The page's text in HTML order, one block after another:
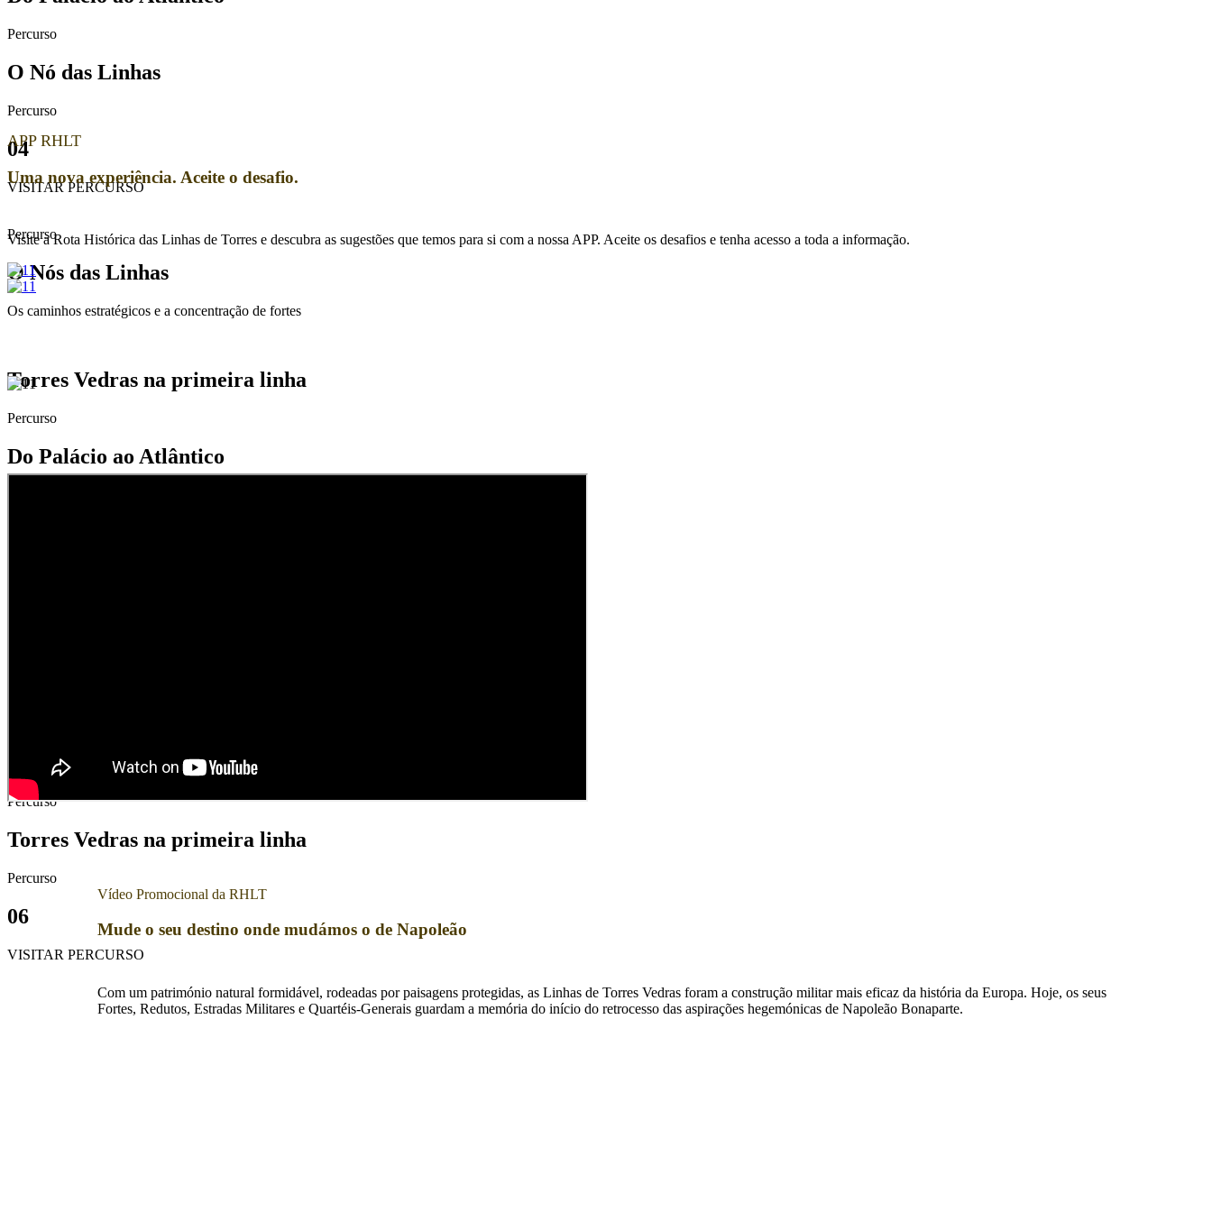
Percurso
O Nó das Linhas
Percurso
04
VISITAR PERCURSO
Percurso
O Nós das Linhas
Os caminhos estratégicos e a concentração de fortes
Torres Vedras na primeira linha
Percurso
Do Palácio ao Atlântico
Wellington
Percurso
Torres Vedras na primeira linha
Percurso
06
VISITAR PERCURSO
APP RHLT
Uma nova experiência. Aceite o desafio.
Visite a Rota Histórica das Linhas de Torres e descubra as sugestões que temos para si com a nossa APP. Aceite os desafios e tenha acesso a toda a informação.
Vídeo Promocional da RHLT
Mude o seu destino onde mudámos o de Napoleão
Com um património natural formidável, rodeadas por paisagens protegidas, as Linhas de Torres Vedras foram a construção militar mais eficaz da história da Europa. Hoje, os seus
Fortes, Redutos, Estradas Militares e Quartéis-Generais guardam a memória do início do retrocesso das aspirações hegemónicas de Napoleão Bonaparte.